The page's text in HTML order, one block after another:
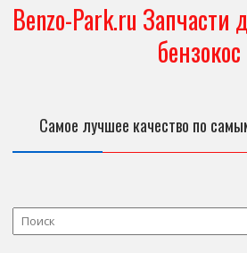
Benzo-Park.ru Запчасти
бензокос
Самое лучшее качество по